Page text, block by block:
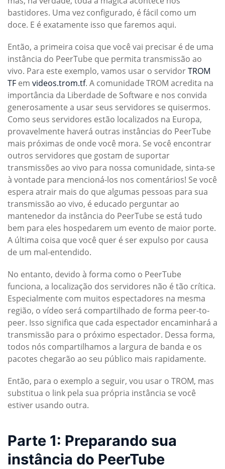
bastidores. Uma vez configurado, é fácil como um
doce. E é exatamente isso que faremos aqui.
Então, a primeira coisa que você vai precisar é de uma
instância do PeerTube que permita transmissão ao
vivo. Para este exemplo, vamos usar o servidorTROM
TF em videos.trom.tf. A comunidade TROM acredita na
importância da Liberdade de Software e nos convida
generosamente a usar seus servidores se quisermos.
Como seus servidores estão localizados na Europa,
provavelmente haverá outras instâncias do PeerTube
mais próximas de onde você mora. Se você encontrar
outros servidores que gostam de suportar
transmissões ao vivo para nossa comunidade, sinta-se
à vontade para mencioná-los nos comentários! Se você
espera atrair mais do que algumas pessoas para sua
transmissão ao vivo, é educado perguntar ao
mantenedor da instância do PeerTube se está tudo
bem para eles hospedarem um evento de maior porte.
A última coisa que você quer é ser expulso por causa
de um mal-entendido.
No entanto, devido à forma como o PeerTube
funciona, a localização dos servidores não é tão crítica.
Especialmente com muitos espectadores na mesma
região, o vídeo será compartilhado de forma peer-to-
peer. Isso significa que cada espectador encaminhará a
transmissão para o próximo espectador. Dessa forma,
todos nós compartilhamos a largura de banda e os
pacotes chegarão ao seu público mais rapidamente.
Então, para o exemplo a seguir, vou usar o TROM, mas
substitua o link pela sua própria instância se você
estiver usando outra.
Parte 1: Preparando sua
instância do PeerTube